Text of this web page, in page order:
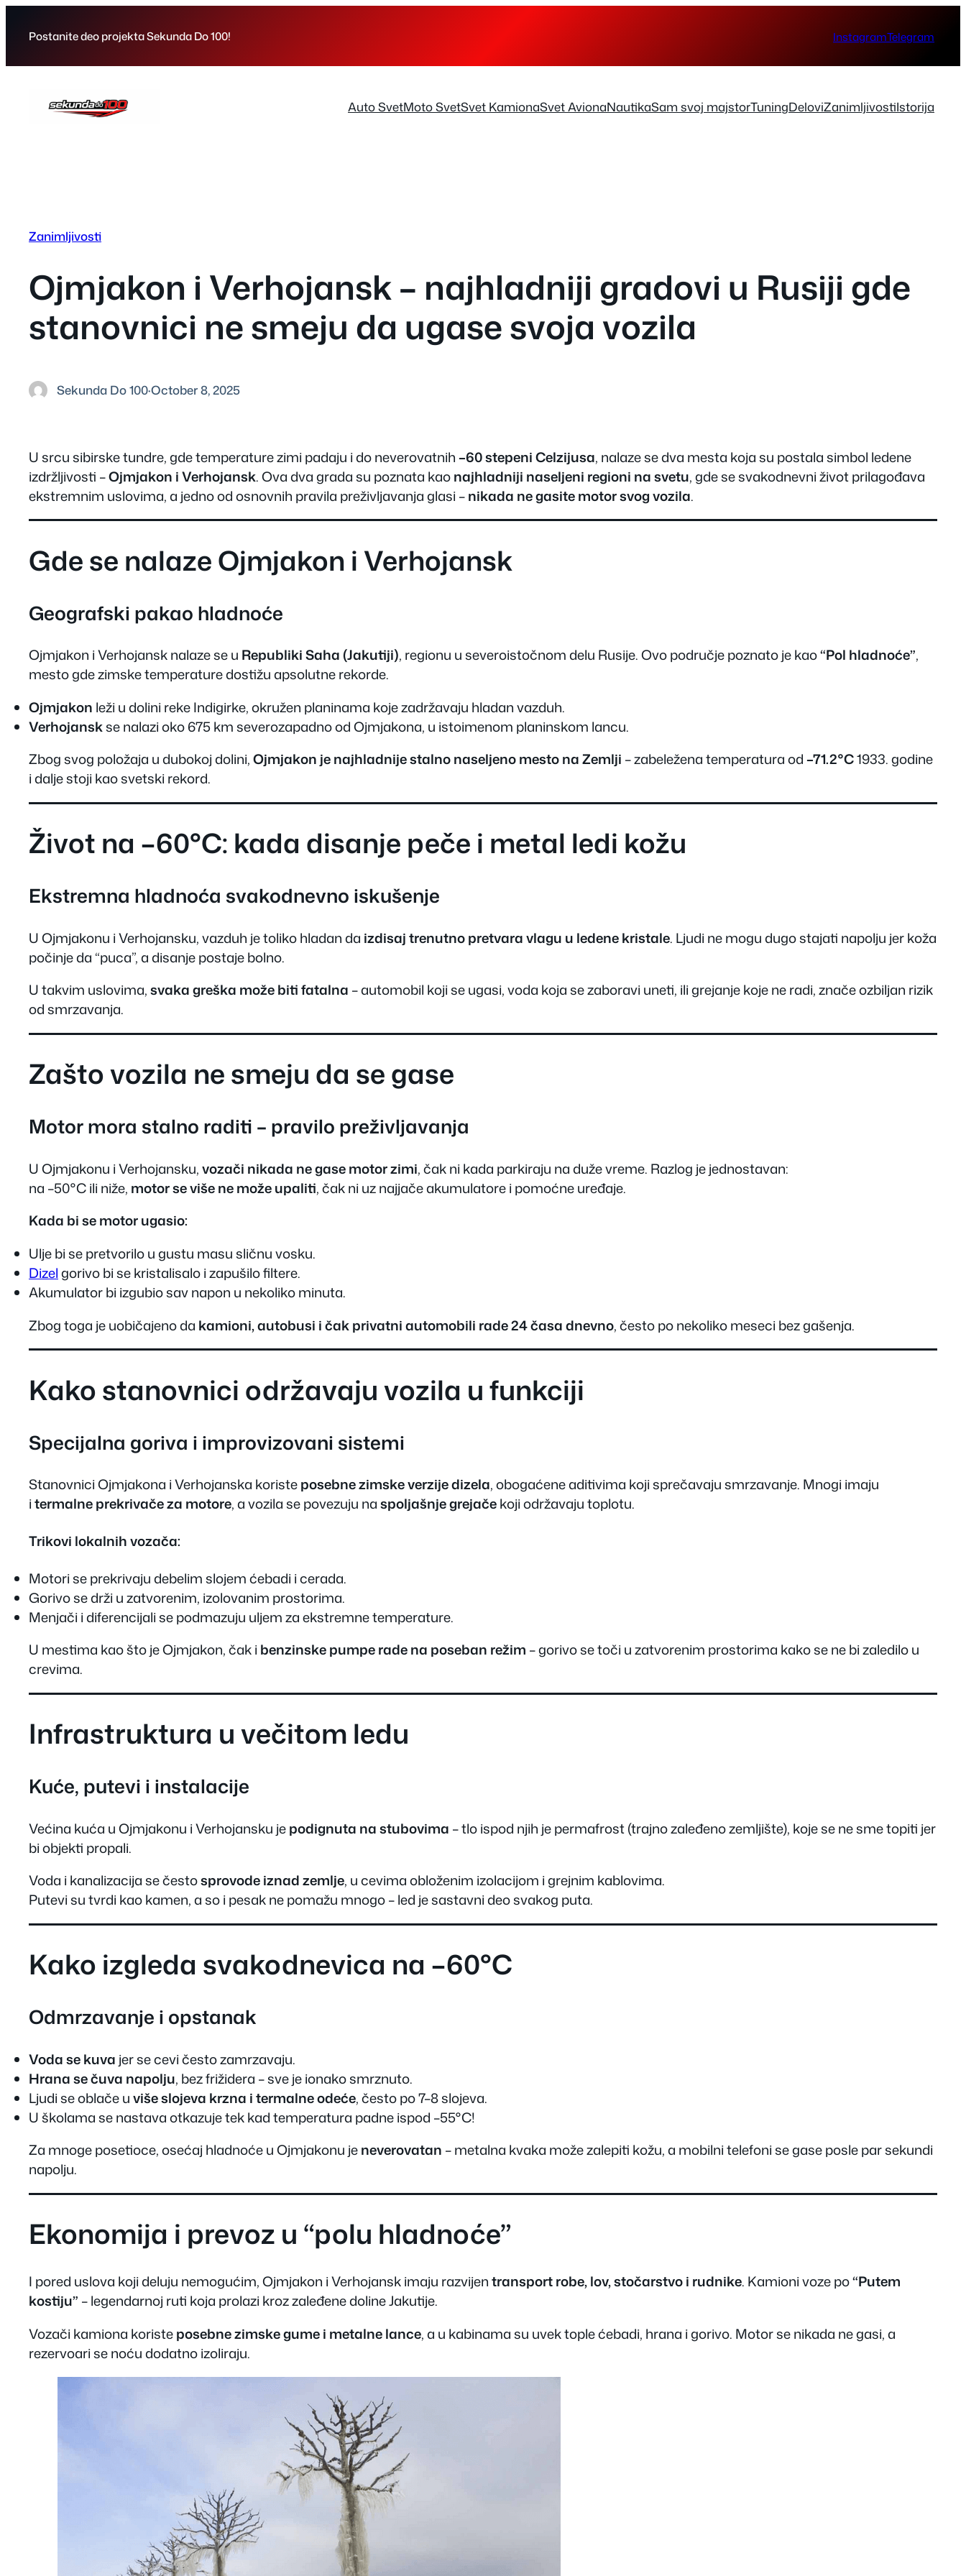
Postanite deo projekta Sekunda Do 100! InstagramTelegram
Auto SvetMoto SvetSvet KamionaSvet AvionaNautikaSam svoj majstorTuningDeloviZanimljivostiIstorija
Zanimljivosti
Ojmjakon i Verhojansk – najhladniji gradovi u Rusiji gde
stanovnici ne smeju da ugase svoja vozila
Sekunda Do 100·October 8, 2025
U srcu sibirske tundre, gde temperature zimi padaju i do neverovatnih–60 stepeni Celzijusa, nalaze se dva mesta koja su postala simbol ledene
izdržljivosti –Ojmjakon i Verhojansk. Ova dva grada su poznata kaonajhladniji naseljeni regioni na svetu, gde se svakodnevni život prilagođava
ekstremnim uslovima, a jedno od osnovnih pravila preživljavanja glasi –nikada ne gasite motor svog vozila.
Gde se nalaze Ojmjakon i Verhojansk
Geografski pakao hladnoće
Ojmjakon i Verhojansk nalaze se u Republiki Saha (Jakutiji), regionu u severoistočnom delu Rusije. Ovo područje poznato je kao“Pol hladnoće”,
mesto gde zimske temperature dostižu apsolutne rekorde.
Ojmjakon leži u dolini reke Indigirke, okružen planinama koje zadržavaju hladan vazduh.
Verhojanskse nalazi oko 675 km severozapadno od Ojmjakona, u istoimenom planinskom lancu.
Zbog svog položaja u dubokoj dolini,Ojmjakon je najhladnije stalno naseljeno mesto na Zemlji – zabeležena temperatura od–71.2°C1933. godine
i dalje stoji kao svetski rekord.
Život na –60°C: kada disanje peče i metal ledi kožu
Ekstremna hladnoća svakodnevno iskušenje
U Ojmjakonu i Verhojansku, vazduh je toliko hladan da izdisaj trenutno pretvara vlagu u ledene kristale. Ljudi ne mogu dugo stajati napolju jer koža
počinje da “puca”, a disanje postaje bolno.
U takvim uslovima,svaka greška može biti fatalna – automobil koji se ugasi, voda koja se zaboravi uneti, ili grejanje koje ne radi, znače ozbiljan rizik
od smrzavanja.
Zašto vozila ne smeju da se gase
Motor mora stalno raditi – pravilo preživljavanja
U Ojmjakonu i Verhojansku,vozači nikada ne gase motor zimi, čak ni kada parkiraju na duže vreme. Razlog je jednostavan:
na –50°C ili niže, motor se više ne može upaliti, čak ni uz najjače akumulatore i pomoćne uređaje.
Kada bi se motor ugasio:
Ulje bi se pretvorilo u gustu masu sličnu vosku.
Dizelgorivo bi se kristalisalo i zapušilo filtere.
Akumulator bi izgubio sav napon u nekoliko minuta.
Zbog toga je uobičajeno da kamioni, autobusi i čak privatni automobili rade 24 časa dnevno, često po nekoliko meseci bez gašenja.
Kako stanovnici održavaju vozila u funkciji
Specijalna goriva i improvizovani sistemi
Stanovnici Ojmjakona i Verhojanska koristeposebne zimske verzije dizela, obogaćene aditivima koji sprečavaju smrzavanje. Mnogi imaju
itermalne prekrivače za motore, a vozila se povezuju naspoljašnje grejačekoji održavaju toplotu.
Trikovi lokalnih vozača:
Motori se prekrivaju debelim slojem ćebadi i cerada.
Gorivo se drži u zatvorenim, izolovanim prostorima.
Menjači i diferencijali se podmazuju uljem za ekstremne temperature.
U mestima kao što je Ojmjakon, čak i benzinske pumpe rade na poseban režim – gorivo se toči u zatvorenim prostorima kako se ne bi zaledilo u
crevima.
Infrastruktura u večitom ledu
Kuće, putevi i instalacije
Većina kuća u Ojmjakonu i Verhojansku jepodignuta na stubovima – tlo ispod njih je permafrost (trajno zaleđeno zemljište), koje se ne sme topiti jer
bi objekti propali.
Voda i kanalizacija se čestosprovode iznad zemlje, u cevima obloženim izolacijom i grejnim kablovima.
Putevi su tvrdi kao kamen, a so i pesak ne pomažu mnogo – led je sastavni deo svakog puta.
Kako izgleda svakodnevica na –60°C
Odmrzavanje i opstanak
Voda se kuva jer se cevi često zamrzavaju.
Hrana se čuva napolju, bez frižidera – sve je ionako smrznuto.
Ljudi se oblače uviše slojeva krzna i termalne odeće, često po 7–8 slojeva.
U školama se nastava otkazuje tek kad temperatura padne ispod –55°C!
Za mnoge posetioce, osećaj hladnoće u Ojmjakonu jeneverovatan – metalna kvaka može zalepiti kožu, a mobilni telefoni se gase posle par sekundi
napolju.
Ekonomija i prevoz u “polu hladnoće”
I pored uslova koji deluju nemogućim, Ojmjakon i Verhojansk imaju razvijentransport robe, lov, stočarstvo i rudnike. Kamioni voze po“Putem
kostiju” – legendarnoj ruti koja prolazi kroz zaleđene doline Jakutije.
Vozači kamiona koristeposebne zimske gume i metalne lance, a u kabinama su uvek tople ćebadi, hrana i gorivo. Motor se nikada ne gasi, a
rezervoari se noću dodatno izoliraju.